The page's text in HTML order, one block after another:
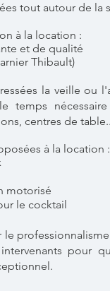
tout autour de la
à la location :
et de qualité
Thibault)
la veille ou
temps
centres de
à la location :
motorisé
le cocktail
le
pour